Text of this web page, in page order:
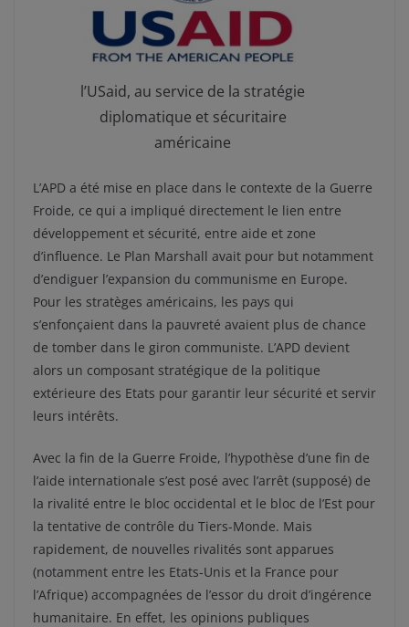
l’USaid, au service de la stratégie
diplomatique et sécuritaire
américaine
L’APD a été mise en place dans le contexte de la Guerre
Froide, ce qui a impliqué directement le lien entre
développement et sécurité, entre aide et zone
d’influence. Le Plan Marshall avait pour but notamment
d’endiguer l’expansion du communisme en Europe.
Pour les stratèges américains, les pays qui
s’enfonçaient dans la pauvreté avaient plus de chance
de tomber dans le giron communiste. L’APD devient
alors un composant stratégique de la politique
extérieure des Etats pour garantir leur sécurité et servir
leurs intérêts.
Avec la fin de la Guerre Froide, l’hypothèse d’une fin de
l’aide internationale s’est posé avec l’arrêt (supposé) de
la rivalité entre le bloc occidental et le bloc de l’Est pour
la tentative de contrôle du Tiers-Monde. Mais
rapidement, de nouvelles rivalités sont apparues
(notamment entre les Etats-Unis et la France pour
l’Afrique) accompagnées de l’essor du droit d’ingérence
humanitaire. En effet, les opinions publiques